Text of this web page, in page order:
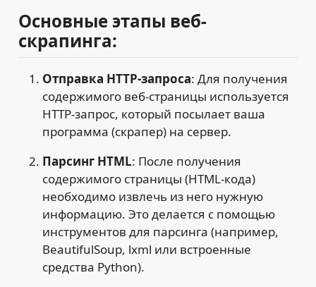
Основные этапы веб-
скрапинга:
Отправка HTTP-запроса: Для получения
содержимого веб-страницы используется
HTTP-запрос, который посылает ваша
программа (скрапер) на сервер.
Парсинг HTML: После получения
содержимого страницы (HTML-кода)
необходимо извлечь из него нужную
информацию. Это делается с помощью
инструментов для парсинга (например,
BeautifulSoup, lxml или встроенные
средства Python).